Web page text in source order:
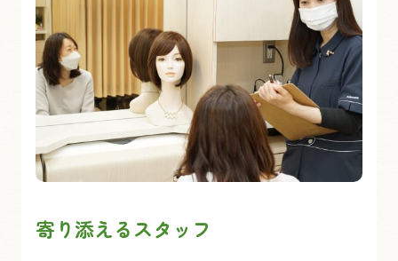
寄り添えるスタッフ